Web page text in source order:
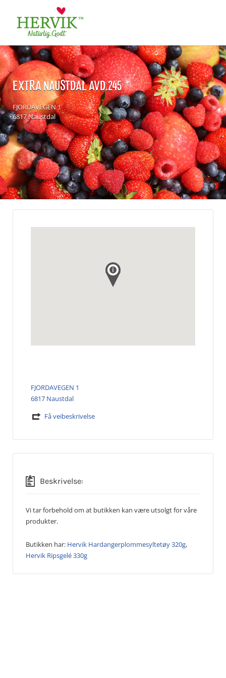
for:
EXTRA NAUSTDAL AVD.245
FJORDAVEGEN 1
6817 Naustdal
FJORDAVEGEN 1
6817 Naustdal
Få veibeskrivelse
Beskrivelse:
Vi tar forbehold om at butikken kan være utsolgt for våre
produkter.
Butikken har: Hervik Hardangerplommesyltetøy 320g,
Hervik Ripsgelé 330g